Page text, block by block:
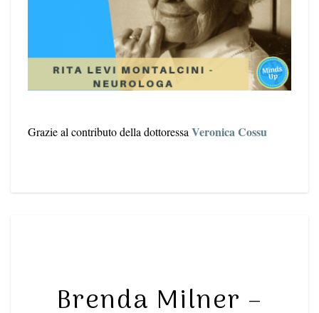
Grazie al contributo della dottoressaVeronica Cossu
Brenda Milner –